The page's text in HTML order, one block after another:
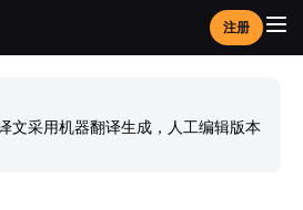
注册
文采用机器翻译生成，人工编辑版本